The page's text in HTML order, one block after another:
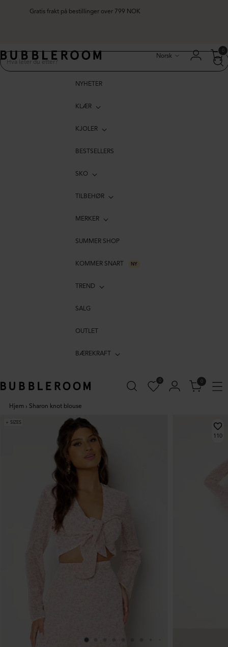
Gratis frakt på bestillinger over 799 NOK
Norsk
0
NYHETER
KLÆR
KJOLER
BESTSELLERS
SKO
TILBEHØR
MERKER
SUMMER SHOP
KOMMER SNART NY
TREND
SALG
OUTLET
BÆREKRAFT
0 0
Hjem › Sharon knot blouse
110
+ SIZES